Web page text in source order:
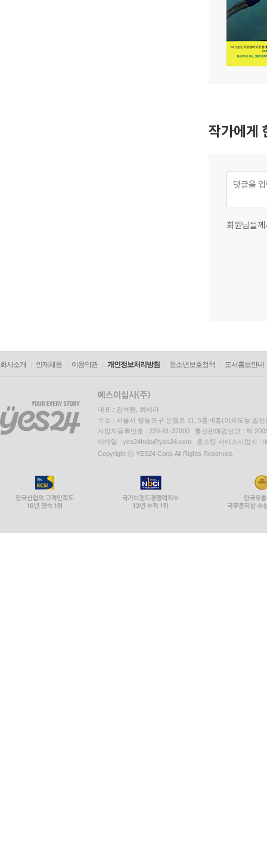
작가에게
회원님들
회사소개 인재채용 이용약관 개인정보처리방침 청소년보호정책 도서홍보안내
대표 : 김석환, 최세라
주소 : 서울시 영등포구 은행로 11, 5층~6층(여의도동,일신
사업자등록번호 : 229-81-37000 통신판매업신고 : 제
이메일 : yes24help@yes24.com 호스팅 서비스사업자 :
Copyright ⓒ YES24 Corp. All Rights Reserved.